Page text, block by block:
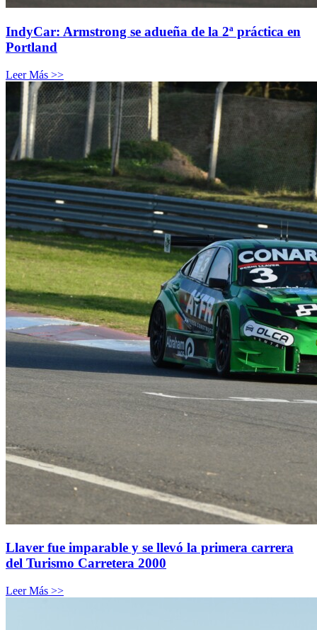
IndyCar: Armstrong se adueña de la 2ª práctica en
Portland
Leer Más >>
Llaver fue imparable y se llevó la primera carrera
del Turismo Carretera 2000
Leer Más >>